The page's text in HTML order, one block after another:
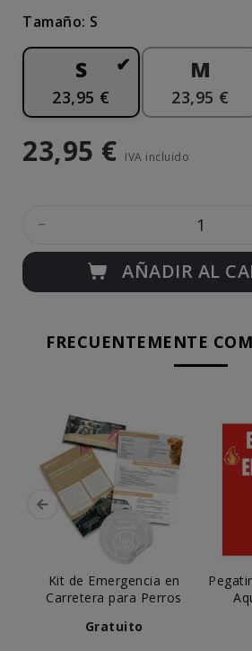
Tamaño: S
S
23,95 €
M
23,95 €
23,95 € IVA incluido
-
AÑADIR AL
FRECUENTEMENTE
Kit de Emergencia en
Carretera para Perros
Gratuito